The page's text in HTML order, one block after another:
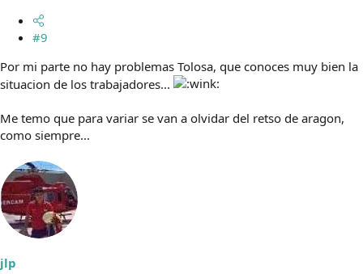
#9
Por mi parte no hay problemas Tolosa, que conoces muy bien la
situacion de los trabajadores...
Me temo que para variar se van a olvidar del retso de aragon,
como siempre...
jlp